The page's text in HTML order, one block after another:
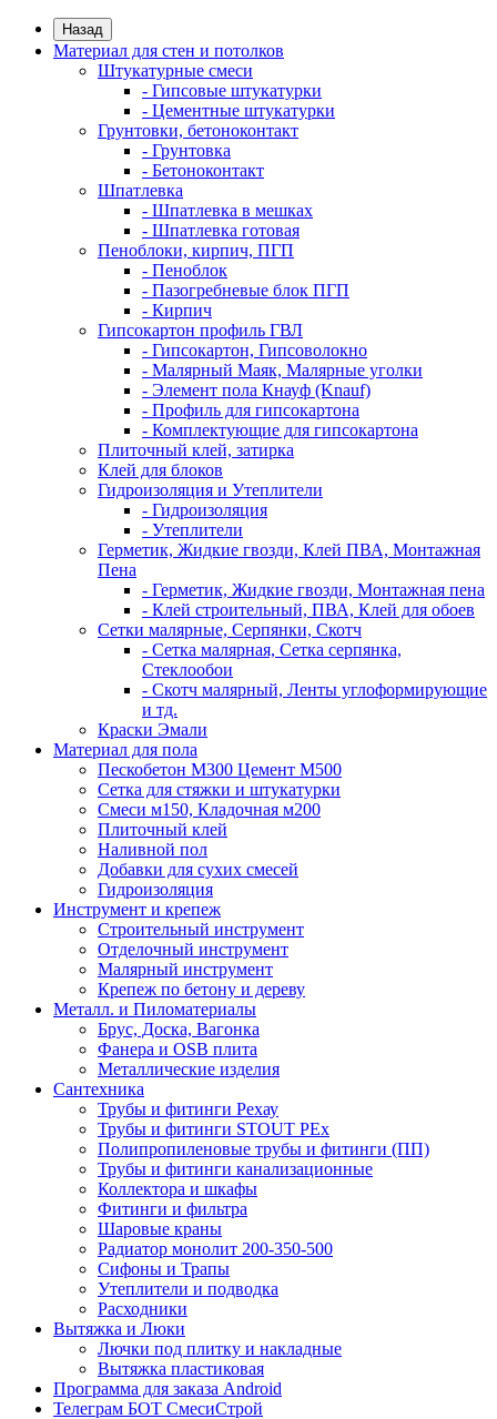
Назад
Материал для стен и потолков
Штукатурные смеси
- Гипсовые штукатурки
- Цементные штукатурки
Грунтовки, бетоноконтакт
- Грунтовка
- Бетоноконтакт
Шпатлевка
- Шпатлевка в мешках
- Шпатлевка готовая
Пеноблоки, кирпич, ПГП
- Пеноблок
- Пазогребневые блок ПГП
- Кирпич
Гипсокартон профиль ГВЛ
- Гипсокартон, Гипсоволокно
- Малярный Маяк, Малярные уголки
- Элемент пола Кнауф (Knauf)
- Профиль для гипсокартона
- Комплектующие для гипсокартона
Плиточный клей, затирка
Клей для блоков
Гидроизоляция и Утеплители
- Гидроизоляция
- Утеплители
Герметик, Жидкие гвозди, Клей ПВА, Монтажная
Пена
- Герметик, Жидкие гвозди, Монтажная пена
- Клей строительный, ПВА, Клей для обоев
Сетки малярные, Серпянки, Скотч
- Сетка малярная, Сетка серпянка,
Стеклообои
- Скотч малярный, Ленты углоформирующие
и тд.
Краски Эмали
Материал для пола
Пескобетон М300 Цемент М500
Сетка для стяжки и штукатурки
Смеси м150, Кладочная м200
Плиточный клей
Наливной пол
Добавки для сухих смесей
Гидроизоляция
Инструмент и крепеж
Строительный инструмент
Отделочный инструмент
Малярный инструмент
Крепеж по бетону и дереву
Металл. и Пиломатериалы
Брус, Доска, Вагонка
Фанера и OSB плита
Металлические изделия
Сантехника
Трубы и фитинги Рехау
Трубы и фитинги STOUT PEx
Полипропиленовые трубы и фитинги (ПП)
Трубы и фитинги канализационные
Коллектора и шкафы
Фитинги и фильтра
Шаровые краны
Радиатор монолит 200-350-500
Сифоны и Трапы
Утеплители и подводка
Расходники
Вытяжка и Люки
Лючки под плитку и накладные
Вытяжка пластиковая
Программа для заказа Android
Телеграм БОТ СмесиСтрой